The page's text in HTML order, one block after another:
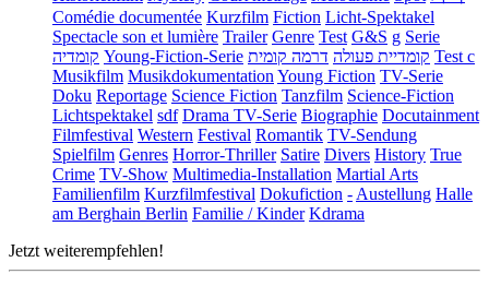
Comédie documentée Kurzfilm Fiction Licht-Spektakel
Spectacle son et lumière Trailer Genre Test G&S g Serie
קומדיה Young-Fiction-Serie קומדיית פעולה דרמה קומית
Test c
Musikfilm Musikdokumentation Young Fiction TV-Serie
Doku Reportage Science Fiction Tanzfilm Science-Fiction
Lichtspektakel sdf Drama TV-Serie Biographie Docutainment
Filmfestival Western Festival Romantik TV-Sendung
Spielfilm Genres Horror-Thriller Satire Divers History True
Crime TV-Show Multimedia-Installation Martial Arts
Familienfilm Kurzfilmfestival Dokufiction - Austellung Halle
am Berghain Berlin Familie / Kinder Kdrama
Jetzt weiterempfehlen!